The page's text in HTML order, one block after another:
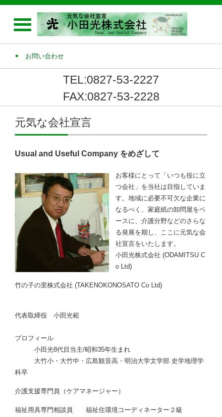
お問い合わせ
TEL:0827-53-2227
FAX:0827-53-2228
元気な会社宣言
Usual and Useful Company をめざして
お客様にとって「いつも役に立
つ会社」を当社は目指していま
す。地域に必要不可欠な企業に
なるべく、家庭紙の卸問屋をベ
ースに、介護分野などのさらな
る発展を期し、ここに元気な会
社宣言をいたします。
小田光株式会社 (ODAMITSU C
o Ltd)
竹の子の里株式会社 (TAKENOKONOSATO Co Ltd)
代表取締役 小田光範
プロフィール
小田光8代目当主/昭和35年生まれ
大竹小・大竹中・広島観音高・明治大学文学部 史学地理学
科卒
介護支援専門員（ケアマネージャー）
福祉用具専門相談員 福祉住環境コーディネーター２級